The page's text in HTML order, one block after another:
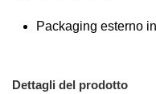
Packaging esterno
Dettagli del prodotto